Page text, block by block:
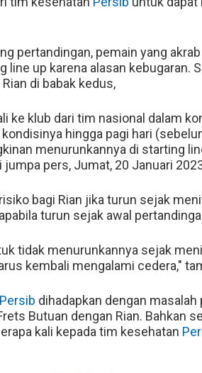
pertandingan, pemain yang
line up karena alasan kebugaran.
di babak kedus,
ke klub dari tim nasional dalam
hingga pagi hari
menurunkannya di starting
jumpa pers, Jumat, 20 Januari
bagi Rian jika turun sejak
turun sejak awal
tidak menurunkannya sejak
kembali mengalami cedera,"
Persib dihadapkan dengan
Butuan dengan Rian. Bahkan
kali kepada tim kesehatan